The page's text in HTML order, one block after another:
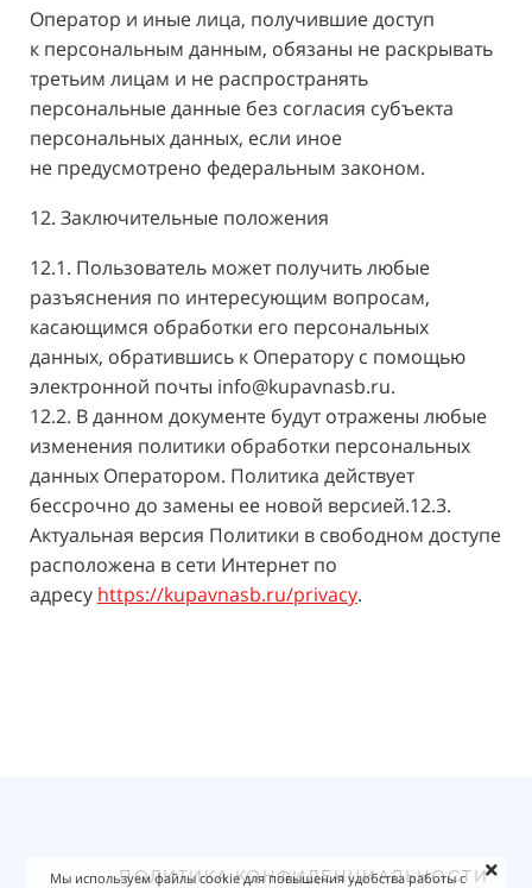
Оператор и иные лица, получившие доступ
к персональным данным, обязаны не раскрывать
третьим лицам и не распространять
персональные данные без согласия субъекта
персональных данных, если иное
не предусмотрено федеральным законом.
12. Заключительные положения
12.1. Пользователь может получить любые
разъяснения по интересующим вопросам,
касающимся обработки его персональных
данных, обратившись к Оператору с помощью
электронной почты info@kupavnasb.ru.
12.2. В данном документе будут отражены любые
изменения политики обработки персональных
данных Оператором. Политика действует
бессрочно до замены ее новой версией.12.3.
Актуальная версия Политики в свободном доступе
расположена в сети Интернет по
адресу https://kupavnasb.ru/privacy.
ПОЛИТИКА КОНФИДЕНЦИАЛЬНОСТИ
Мы используем файлы cookie для повышения удобства работы с